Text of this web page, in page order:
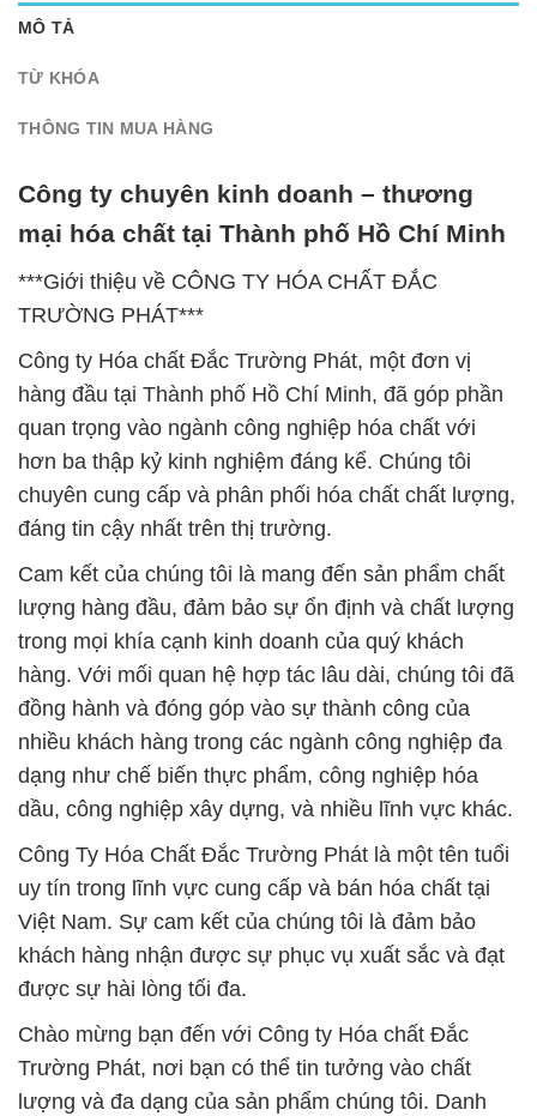
MÔ TẢ
TỪ KHÓA
THÔNG TIN MUA HÀNG
Công ty chuyên kinh doanh – thương
mại hóa chất tại Thành phố Hồ Chí Minh
***Giới thiệu về CÔNG TY HÓA CHẤT ĐẮC
TRƯỜNG PHÁT***
Công ty Hóa chất Đắc Trường Phát, một đơn vị
hàng đầu tại Thành phố Hồ Chí Minh, đã góp phần
quan trọng vào ngành công nghiệp hóa chất với
hơn ba thập kỷ kinh nghiệm đáng kể. Chúng tôi
chuyên cung cấp và phân phối hóa chất chất lượng,
đáng tin cậy nhất trên thị trường.
Cam kết của chúng tôi là mang đến sản phẩm chất
lượng hàng đầu, đảm bảo sự ổn định và chất lượng
trong mọi khía cạnh kinh doanh của quý khách
hàng. Với mối quan hệ hợp tác lâu dài, chúng tôi đã
đồng hành và đóng góp vào sự thành công của
nhiều khách hàng trong các ngành công nghiệp đa
dạng như chế biến thực phẩm, công nghiệp hóa
dầu, công nghiệp xây dựng, và nhiều lĩnh vực khác.
Công Ty Hóa Chất Đắc Trường Phát là một tên tuổi
uy tín trong lĩnh vực cung cấp và bán hóa chất tại
Việt Nam. Sự cam kết của chúng tôi là đảm bảo
khách hàng nhận được sự phục vụ xuất sắc và đạt
được sự hài lòng tối đa.
Chào mừng bạn đến với Công ty Hóa chất Đắc
Trường Phát, nơi bạn có thể tin tưởng vào chất
lượng và đa dạng của sản phẩm chúng tôi. Danh